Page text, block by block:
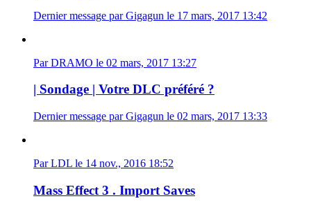
Dernier message par Gigagun le 17 mars, 2017 13:42
Par DRAMO le 02 mars, 2017 13:27
| Sondage | Votre DLC préféré ?
Dernier message par Gigagun le 02 mars, 2017 13:33
Par LDL le 14 nov., 2016 18:52
Mass Effect 3 . Import Saves